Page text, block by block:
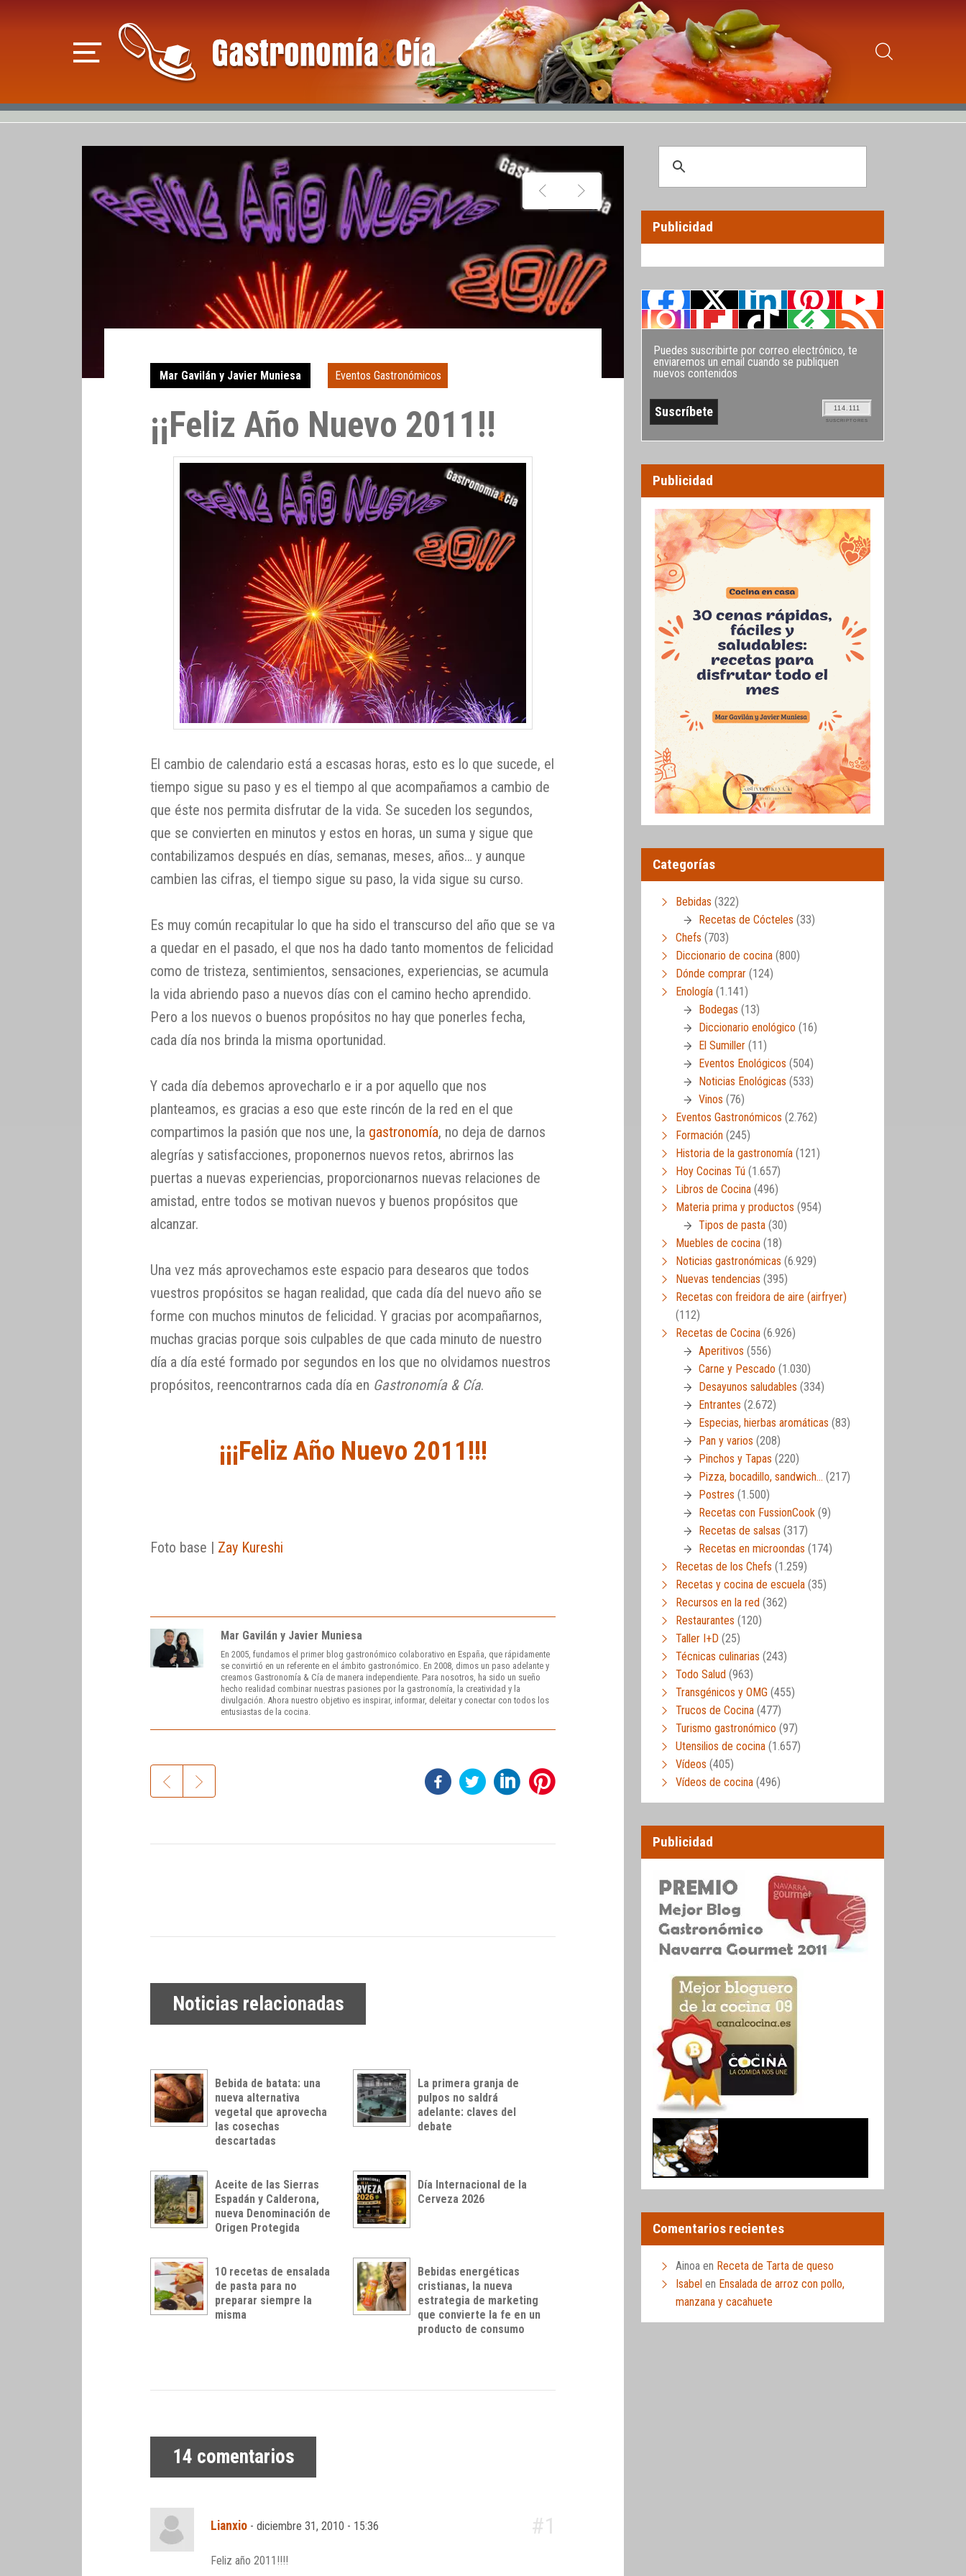
Mar Gavilán y Javier Muniesa Eventos Gastronómicos
¡¡Feliz Año Nuevo 2011!!
El cambio de calendario está a escasas horas, esto es lo que sucede, el
tiempo sigue su paso y es el tiempo al que acompañamos a cambio de
que éste nos permita disfrutar de la vida. Se suceden los segundos,
que se convierten en minutos y estos en horas, un suma y sigue que
contabilizamos después en días, semanas, meses, años… y aunque
cambien las cifras, el tiempo sigue su paso, la vida sigue su curso.
Es muy común recapitular lo que ha sido el transcurso del año que se va
a quedar en el pasado, el que nos ha dado tanto momentos de felicidad
como de tristeza, sentimientos, sensaciones, experiencias, se acumula
la vida abriendo paso a nuevos días con el camino hecho aprendido.
Pero a los nuevos o buenos propósitos no hay que ponerles fecha,
cada día nos brinda la misma oportunidad.
Y cada día debemos aprovecharlo e ir a por aquello que nos
planteamos, es gracias a eso que este rincón de la red en el que
compartimos la pasión que nos une, la gastronomía, no deja de darnos
alegrías y satisfacciones, proponernos nuevos retos, abrirnos las
puertas a nuevas experiencias, proporcionarnos nuevas relaciones de
amistad, entre todos se motivan nuevos y buenos propósitos que
alcanzar.
Una vez más aprovechamos este espacio para desearos que todos
vuestros propósitos se hagan realidad, que cada día del nuevo año se
forme con muchos minutos de felicidad. Y gracias por acompañarnos,
muchas gracias porque sois culpables de que cada minuto de nuestro
día a día esté formado por segundos en los que no olvidamos nuestros
propósitos, reencontrarnos cada día en Gastronomía & Cía.
¡¡¡Feliz Año Nuevo 2011!!!
Foto base | Zay Kureshi
Mar Gavilán y Javier Muniesa
En 2005, fundamos el primer blog gastronómico colaborativo en España, que rápidamente
se convirtió en un referente en el ámbito gastronómico. En 2008, dimos un paso adelante y
creamos Gastronomía & Cía de manera independiente. Para nosotros, ha sido un sueño
hecho realidad combinar nuestras pasiones por la gastronomía, la creatividad y la
divulgación. Ahora nuestro objetivo es inspirar, informar, deleitar y conectar con todos los
entusiastas de la cocina.
Noticias relacionadas
Bebida de batata: una
nueva alternativa
vegetal que aprovecha
las cosechas
descartadas
La primera granja de
pulpos no saldrá
adelante: claves del
debate
Aceite de las Sierras
Espadán y Calderona,
nueva Denominación de
Origen Protegida
Día Internacional de la
Cerveza 2026
10 recetas de ensalada
de pasta para no
preparar siempre la
misma
Bebidas energéticas
cristianas, la nueva
estrategia de marketing
que convierte la fe en un
producto de consumo
14 comentarios
Lianxio- diciembre 31, 2010 - 15:36 #1
Feliz año 2011!!!!
Publicidad
Puedes suscribirte por correo electrónico, te
enviaremos un email cuando se publiquen
nuevos contenidos
114.111
SUSCRIPTORES
Publicidad
Categorías
Bebidas (322)
Recetas de Cócteles (33)
Chefs (703)
Diccionario de cocina (800)
Dónde comprar (124)
Enología (1.141)
Bodegas (13)
Diccionario enológico (16)
El Sumiller (11)
Eventos Enológicos (504)
Noticias Enológicas (533)
Vinos (76)
Eventos Gastronómicos (2.762)
Formación (245)
Historia de la gastronomía (121)
Hoy Cocinas Tú (1.657)
Libros de Cocina (496)
Materia prima y productos (954)
Tipos de pasta (30)
Muebles de cocina (18)
Noticias gastronómicas (6.929)
Nuevas tendencias (395)
Recetas con freidora de aire (airfryer)
(112)
Recetas de Cocina (6.926)
Aperitivos (556)
Carne y Pescado (1.030)
Desayunos saludables (334)
Entrantes (2.672)
Especias, hierbas aromáticas (83)
Pan y varios (208)
Pinchos y Tapas (220)
Pizza, bocadillo, sandwich… (217)
Postres (1.500)
Recetas con FussionCook (9)
Recetas de salsas (317)
Recetas en microondas (174)
Recetas de los Chefs (1.259)
Recetas y cocina de escuela (35)
Recursos en la red (362)
Restaurantes (120)
Taller I+D (25)
Técnicas culinarias (243)
Todo Salud (963)
Transgénicos y OMG (455)
Trucos de Cocina (477)
Turismo gastronómico (97)
Utensilios de cocina (1.657)
Vídeos (405)
Vídeos de cocina (496)
Publicidad
Comentarios recientes
Ainoa en Receta de Tarta de queso
Isabel en Ensalada de arroz con pollo,
manzana y cacahuete